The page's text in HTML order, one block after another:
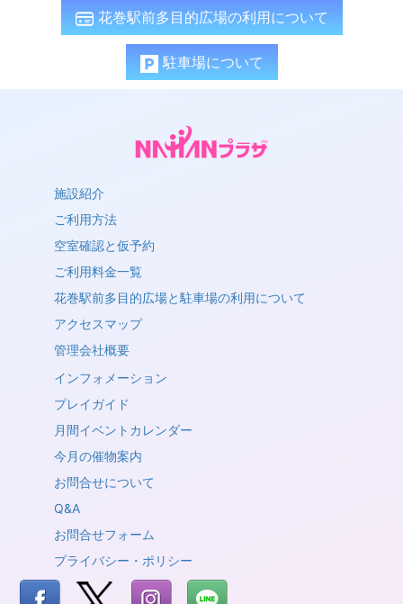
花巻駅前多目的広場の利用について
駐車場について
施設紹介
ご利用方法
空室確認と仮予約
ご利用料金一覧
花巻駅前多目的広場と駐車場の利用について
アクセスマップ
管理会社概要
インフォメーション
プレイガイド
月間イベントカレンダー
今月の催物案内
お問合せについて
Q&A
お問合せフォーム
プライバシー・ポリシー